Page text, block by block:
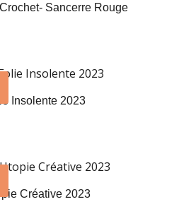
Sancerre Rouge
Insolente 2023
Créative 2023